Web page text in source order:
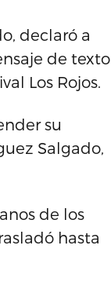
declaró a
de texto
Los Rojos.
su
Salgado,
de los
hasta